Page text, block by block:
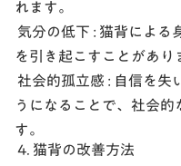
れます。
気分の低下 :猫背による
を引き起こすことがあり
社会的孤立感 : 自信を失
うになることで、社会
す。
4. 猫背の改善方法